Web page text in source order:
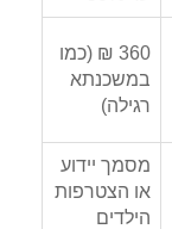
360 ₪ (כמו
במשכנתא
רגילה)
מסמך יידוע
או הצטרפות
הילדים